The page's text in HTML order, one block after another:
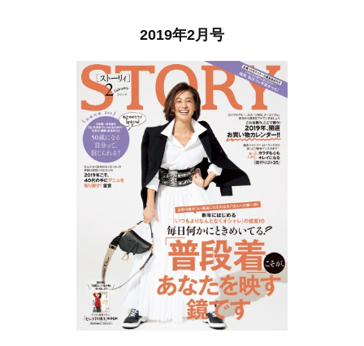
ママとパパに贈る「ジェンダーレ
人気の40代髪型・ヘア
タログ
2019年2月号